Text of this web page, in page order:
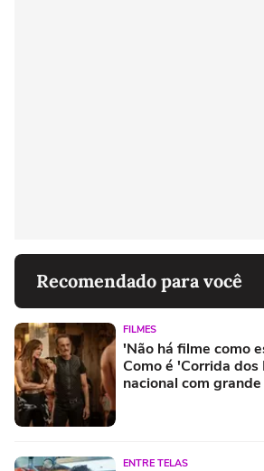
Recomendado para você
FILMES
'Não há filme como
Como é 'Corrida
nacional com
ENTRE TELAS